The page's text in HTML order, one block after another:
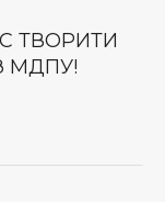
ТВОРИТИ
МДПУ!